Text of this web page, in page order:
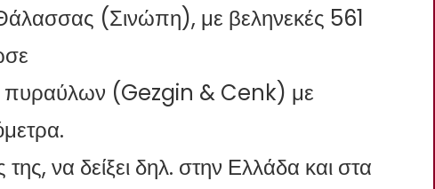
(Σινώπη), με βεληνεκές 561
πυραύλων (Gezgin & Cenk) με
να δείξει δηλ. στην Ελλάδα και στα